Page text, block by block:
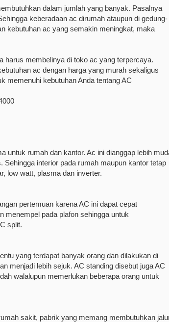
dalam jumlah yang banyak. Pasalnya
keberadaan ac dirumah ataupun di gedung-
kebutuhan ac yang semakin meningkat, maka
harus membelinya di toko ac yang terpercaya.
ac dengan harga yang murah sekaligus
memenuhi kebutuhan Anda tentang AC
untuk rumah dan kantor. Ac ini dianggap lebih
interior pada rumah maupun kantor tetap
low watt, plasma dan inverter.
pertemuan karena AC ini dapat cepat
menempel pada plafon sehingga untuk
split.
yang terdapat banyak orang dan dilakukan di
menjadi lebih sejuk. AC standing disebut juga AC
walalupun memerlukan beberapa orang untuk
sakit, pabrik yang memang membutuhkan